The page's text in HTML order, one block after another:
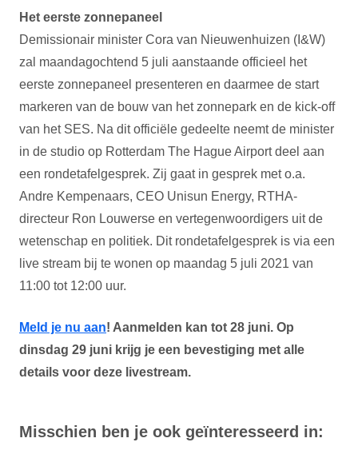
Het eerste zonnepaneel
Demissionair minister Cora van Nieuwenhuizen (I&W)
zal maandagochtend 5 juli aanstaande officieel het
eerste zonnepaneel presenteren en daarmee de start
markeren van de bouw van het zonnepark en de kick-off
van het SES. Na dit officiële gedeelte neemt de minister
in de studio op Rotterdam The Hague Airport deel aan
een rondetafelgesprek. Zij gaat in gesprek met o.a.
Andre Kempenaars, CEO Unisun Energy, RTHA-
directeur Ron Louwerse en vertegenwoordigers uit de
wetenschap en politiek. Dit rondetafelgesprek is via een
live stream bij te wonen op maandag 5 juli 2021 van
11:00 tot 12:00 uur.
Meld je nu aan! Aanmelden kan tot 28 juni. Op
dinsdag 29 juni krijg je een bevestiging met alle
details voor deze livestream.
Misschien ben je ook geïnteresseerd in: